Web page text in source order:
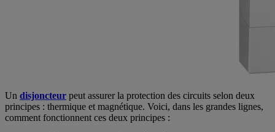
Un disjoncteur peut assurer la protection des circuits selon deux
principes : thermique et magnétique. Voici, dans les grandes lignes,
comment fonctionnent ces deux principes :